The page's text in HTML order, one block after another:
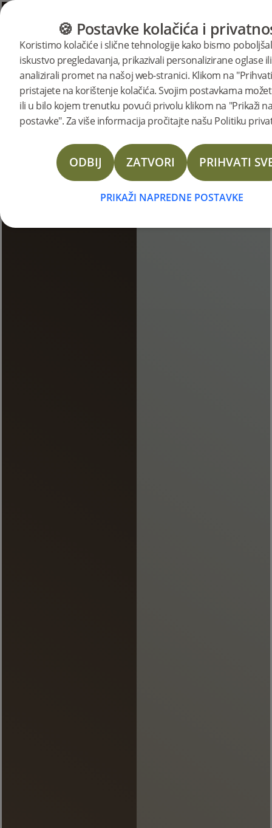
KATEGORIJE VODIČ ZA PODOVE
🍪 Postavke kolačića i
Koristimo kolačiće i slične tehnologije kako bismo
iskustvo pregledavanja, prikazivali personalizirane oglase
analizirali promet na našoj web-stranici. Klikom na
pristajete na korištenje kolačića. Svojim postavkama
ili u bilo kojem trenutku povući privolu klikom na "Prikaži
postavke". Za više informacija pročitajte našu Politiku
ODBIJ ZATVORI PRIHVATI
PRIKAŽI NAPREDNE POSTAVKE
Bjelinove priče